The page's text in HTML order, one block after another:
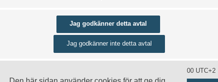
Alla tidsangivelser är UTC+02:00 UTC+2